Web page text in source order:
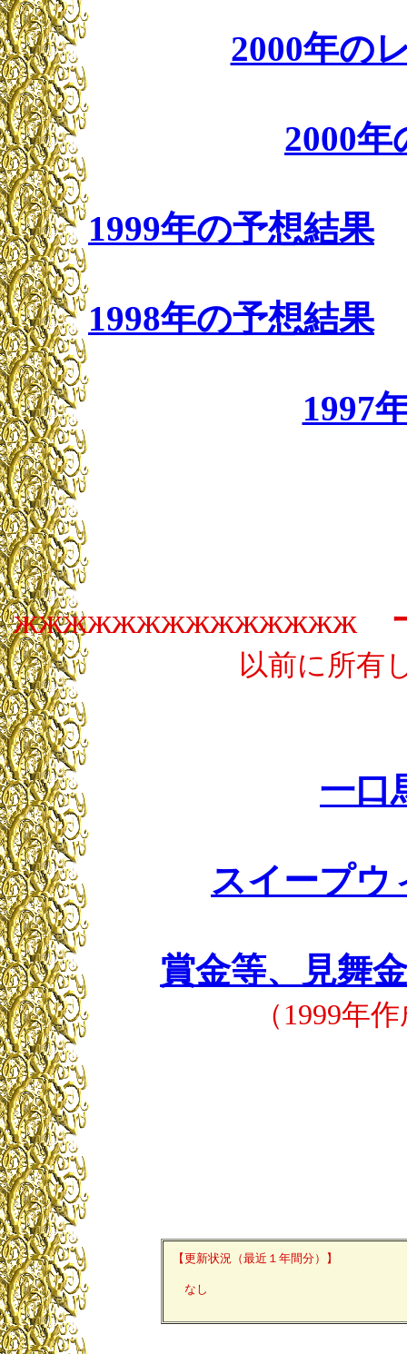
2000年の
2000年
1999年の予想結果
1998年の予想結果
1997
жжжжжжжжжжжжжж
以前に所有
一口
スイープウ
賞金等、見舞
（1999年
【更新状況（最近１年間分）】
なし